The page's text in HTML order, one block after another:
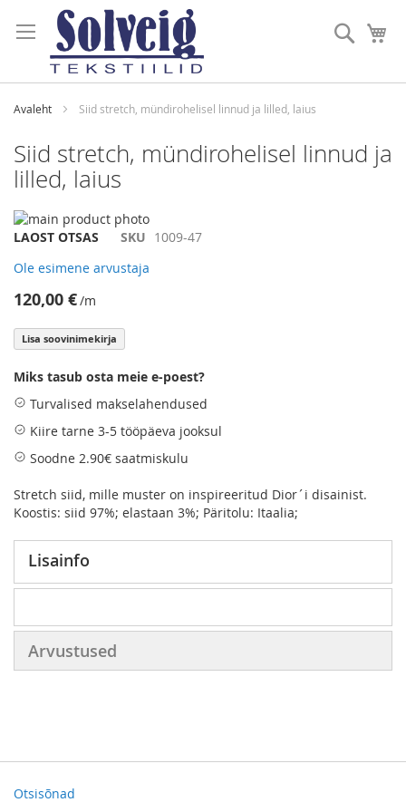
to
Content
Otsi
Avaleht Siid stretch, mündirohelisel linnud ja lilled, laius
Siid stretch, mündirohelisel linnud ja
lilled, laius
Skip
to
end
of
the
images
gallery
Skip
the
beginning
of
the
images
LAOST OTSAS SKU 1009-47
Ole esimene arvustaja
120,00 €/m
Lisa soovinimekirja
Miks tasub osta meie e-poest?
Turvalised makselahendused
Kiire tarne 3-5 tööpäeva jooksul
Soodne 2.90€ saatmiskulu
Stretch siid, mille muster on inspireeritud Dior´i disainist.
Koostis: siid 97%; elastaan 3%; Päritolu: Itaalia;
Lisainfo
Arvustused
Otsisõnad